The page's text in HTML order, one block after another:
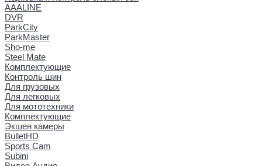
AAALINE
DVR
ParkCity
ParkMaster
Sho-me
Steel Mate
Комплектующие
Контроль шин
Для грузовых
Для легковых
Для мототехники
Комплектующие
Экшен камеры
BulletHD
Sports Cam
Subini